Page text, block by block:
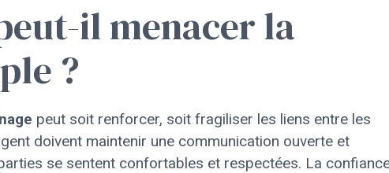
il menacer la
?
peut soit renforcer, soit fragiliser les liens entre les
doivent maintenir une communication ouverte et
se sentent confortables et respectées. La